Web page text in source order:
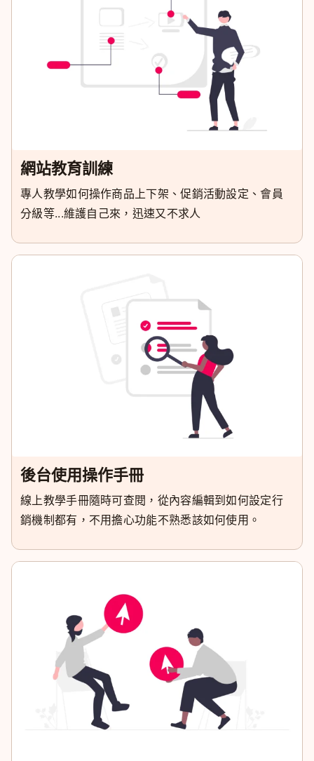
網站教育訓練
專人教學如何操作商品上下架、促銷活動設定、會員
分級等...維護自己來，迅速又不求人
後台使用操作手冊
線上教學手冊隨時可查閱，從內容編輯到如何設定行
銷機制都有，不用擔心功能不熟悉該如何使用。